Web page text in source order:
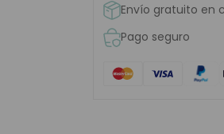
Envío gratuito en
Pago seguro